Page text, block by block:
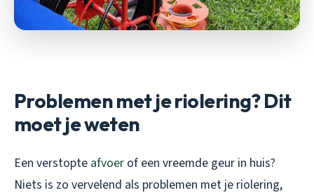
Problemen met je riolering? Dit
moet je weten
Een verstopte afvoer of een vreemde geur in huis?
Niets is zo vervelend als problemen met je riolering,